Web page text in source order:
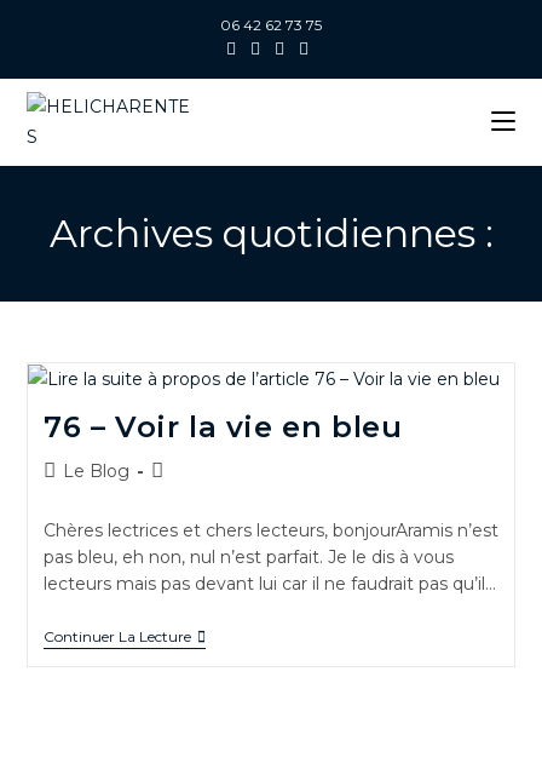
06 42 62 73 75
Archives quotidiennes :
76 – Voir la vie en bleu
Le Blog
Chères lectrices et chers lecteurs, bonjourAramis n’est
pas bleu, eh non, nul n’est parfait. Je le dis à vous
lecteurs mais pas devant lui car il ne faudrait pas qu’il…
Continuer La Lecture